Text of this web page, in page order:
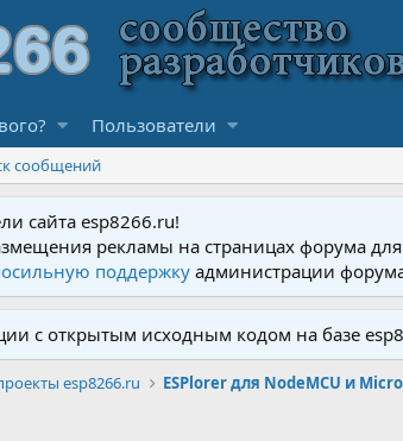
Пользователи
сообщений
сайта esp8266.ru!
рекламы на страницах форума
поддержкуадминистрации
с открытым исходным кодом на базе
esp8266.ru ESPlorer для NodeMCU и